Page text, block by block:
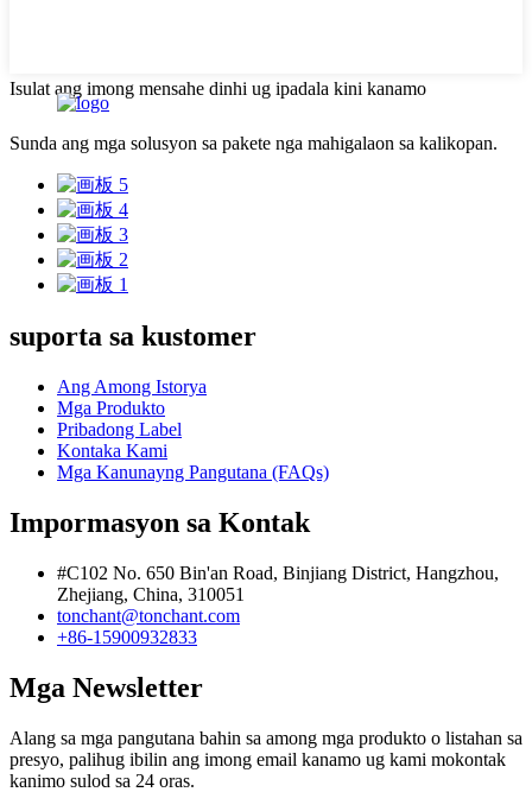
Isulat ang imong mensahe dinhi ug ipadala kini kanamo
Sunda ang mga solusyon sa pakete nga mahigalaon sa kalikopan.
suporta sa kustomer
Ang Among Istorya
Mga Produkto
Pribadong Label
Kontaka Kami
Mga Kanunayng Pangutana (FAQs)
Impormasyon sa Kontak
#C102 No. 650 Bin'an Road, Binjiang District, Hangzhou,
Zhejiang, China, 310051
tonchant@tonchant.com
+86-15900932833
Mga Newsletter
Alang sa mga pangutana bahin sa among mga produkto o listahan sa
presyo, palihug ibilin ang imong email kanamo ug kami mokontak
kanimo sulod sa 24 oras.